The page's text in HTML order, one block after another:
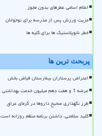
اعلام اسامی عطرهای بدون مجوز
مزیت ورزش پس از مدرسه برای نوجوانان
خطر نانوپلاستیک ها برای کلیه ها
پربحث ترین ها
اعتراض پرستاران بیمارستان فیاض بخش
عرضه 1 و هفت دهم میلیون خدمت بهداشتی و درمانی به زائرین اربعین
طرز نگهداری صحیح داروها در گرمای عراق
کلید سلامتی، داشتن برنامه منظم روزانه است